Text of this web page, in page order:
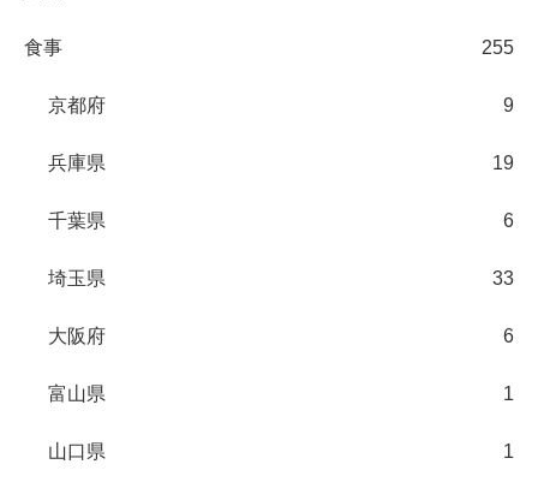
食事 255
京都府 9
兵庫県 19
千葉県 6
埼玉県 33
大阪府 6
富山県 1
山口県 1